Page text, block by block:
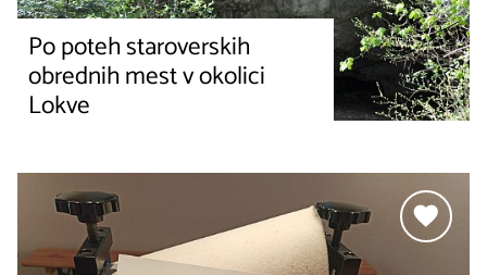
Po poteh staroverskih
obrednih mest v okolici
Lokve